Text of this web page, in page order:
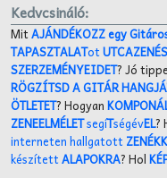
Kedvcsináló:
MitAJÁNDÉKOZZ egy
TAPASZTALATot
SZERZEMÉNYEIDET? Jó
RÖGZÍTSD A GITÁR
ÖTLETET? Hogyan
ZENEELMÉLETsegíTségévEL?
interneten hallgatott
készítettALAPOKRA? Hol